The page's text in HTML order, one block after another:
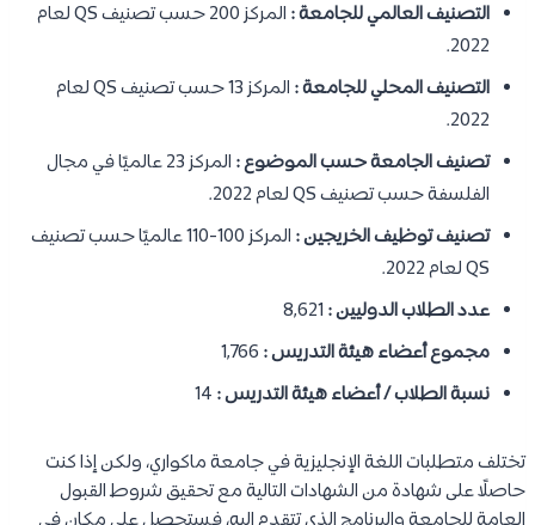
التصنيف العالمي للجامعة :
المركز 200 حسب تصنيف QS لعام
2022.
التصنيف المحلي للجامعة :
المركز 13 حسب تصنيف QS لعام
2022.
تصنيف الجامعة حسب الموضوع :
المركز 23 عالميًا في مجال
الفلسفة حسب تصنيف QS لعام 2022.
تصنيف توظيف الخريجين :
المركز 100-110 عالميًا حسب تصنيف
QS لعام 2022.
عدد الطلاب الدوليين :
مجموع أعضاء هيئة التدريس :
نسبة الطلاب / أعضاء هيئة التدريس :
تختلف متطلبات اللغة الإنجليزية في جامعة ماكواري، ولكن إذا كنت
حاصلًا على شهادة من الشهادات التالية مع تحقيق شروط القبول